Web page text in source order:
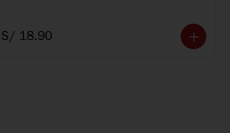
S/ 18.90